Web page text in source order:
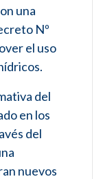
una
Nº
el uso
del
en los
del
nuevos